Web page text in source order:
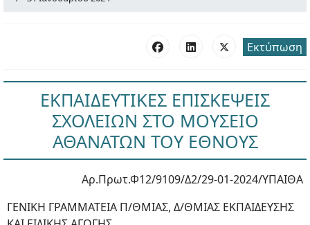
Εκτύπωση
ΕΚΠΑΙΔΕΥΤΙΚΕΣ ΕΠΙΣΚΕΨΕΙΣ
ΣΧΟΛΕΙΩΝ ΣΤΟ ΜΟΥΣΕΙΟ
ΑΘΑΝΑΤΩΝ ΤΟΥ ΕΘΝΟΥΣ
Αρ.Πρωτ.Φ12/9109/Δ2/29-01-2024/ΥΠΑΙΘΑ
ΓΕΝΙΚΗ ΓΡΑΜΜΑΤΕΙΑ Π/ΘΜΙΑΣ, Δ/ΘΜΙΑΣ ΕΚΠΑΙΔΕΥΣΗΣ